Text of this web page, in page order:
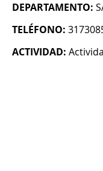
DEPARTAMENTO:
TELÉFONO:
ACTIVIDAD: